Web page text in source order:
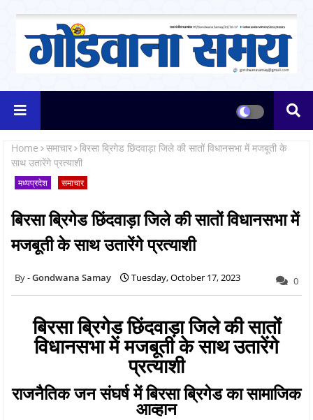
Home समाचार बिरसा ब्रिगेड छिंदवाड़ा जिले की सातों विधानसभा में मजबूती के
साथ उतारेंगे प्रत्याशी
मध्यप्रदेश समाचार
बिरसा ब्रिगेड छिंदवाड़ा जिले की सातों विधानसभा में
मजबूती के साथ उतारेंगे प्रत्याशी
Gondwana Samay Tuesday, October 17, 2023 0
बिरसा ब्रिगेड छिंदवाड़ा जिले की सातों
विधानसभा में मजबूती के साथ उतारेंगे
प्रत्याशी
राजनैतिक जन संघर्ष में बिरसा ब्रिगेड का सामाजिक
आव्हान